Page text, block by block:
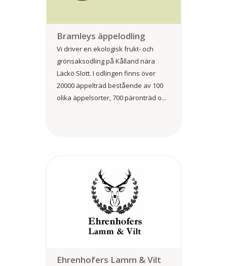
Bramleys äppelodling
Vi driver en ekologisk frukt- och
grönsaksodling på Kålland nära
Läckö Slott. I odlingen finns över
20000 äppelträd bestående av 100
olika äppelsorter, 700 päronträd o...
Ehrenhofers Lamm & Vilt